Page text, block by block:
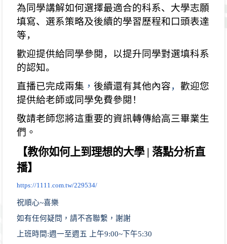
為同學講解如何選擇最適合的科系、大學志願
填寫、 選系策略及後續的學習歷程和口頭表達
等，
歡迎提供給同學參閱，以提升同學對選填科系
的認知。
直播已完成兩集 ， 後續還有其他內容， 歡迎您
提供給老師或同學免費參閱！
敬請老師您將這重要的資訊轉傳給高三畢業生
們 。
【教你如何上到理想的大學 | 落點分析直
播】
https://1111.com.tw/229534/
祝順心~喜樂
如有任何疑問，請不吝聯繫，謝謝
上班時間:週一至週五 上午9:00~下午5:30